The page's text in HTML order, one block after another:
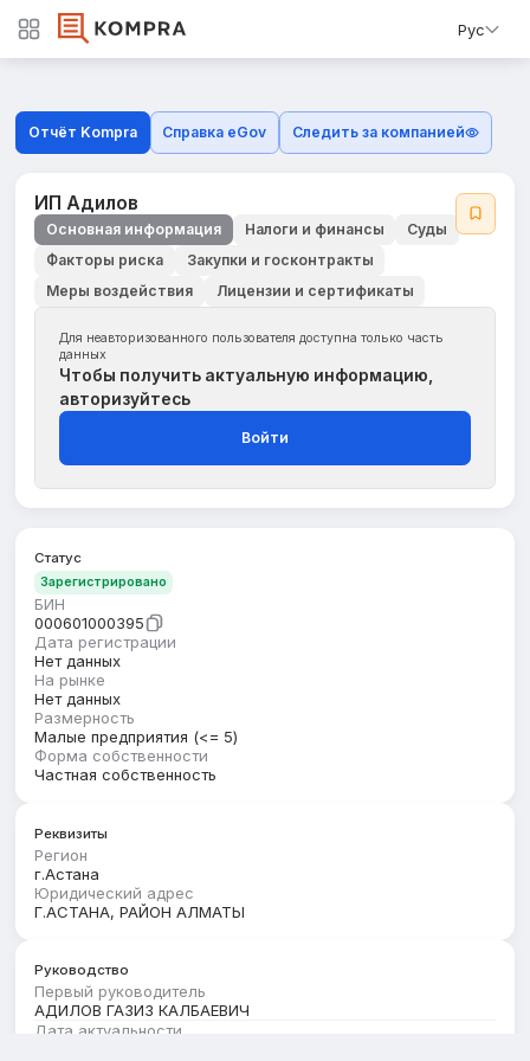
Рус
Отчёт Kompra Справка eGov Следить за компанией
ИП Адилов
Основная информация Налоги и финансы
Суды
Факторы риска
Закупки и госконтракты
Меры воздействия
Лицензии и сертификаты
Для неавторизованного пользователя доступна только часть
данных
Чтобы получить актуальную информацию,
авторизуйтесь
Войти
Статус
Зарегистрировано
БИН
000601000395
Дата регистрации
Нет данных
На рынке
Нет данных
Размерность
Малые предприятия (<= 5)
Форма собственности
Частная собственность
Реквизиты
Регион
г.Астана
Юридический адрес
Г.АСТАНА, РАЙОН АЛМАТЫ
Руководство
Первый руководитель
АДИЛОВ ГАЗИЗ КАЛБАЕВИЧ
Дата актуальности